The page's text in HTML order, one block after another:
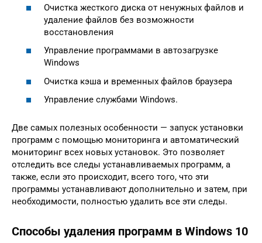
Очистка жесткого диска от ненужных файлов и
удаление файлов без возможности
восстановления
Управление программами в автозагрузке
Windows
Очистка кэша и временных файлов браузера
Управление службами Windows.
Две самых полезных особенности — запуск установки
программ с помощью мониторинга и автоматический
мониторинг всех новых установок. Это позволяет
отследить все следы устанавливаемых программ, а
также, если это происходит, всего того, что эти
программы устанавливают дополнительно и затем, при
необходимости, полностью удалить все эти следы.
Способы удаления программ в Windows 10